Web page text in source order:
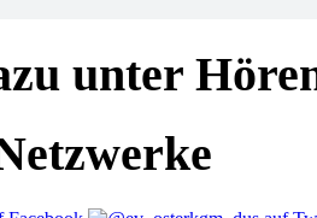
unter